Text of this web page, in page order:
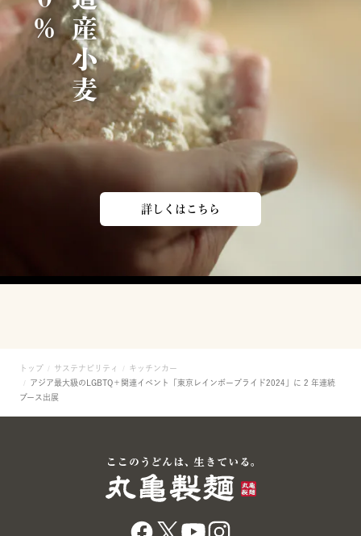
詳しくはこちら
トップ サステナビリティ
キッチンカー
アジア最大級のLGBTQ＋関連イベント「東京レインボープライド2024」に 2 年連続
ブース出展